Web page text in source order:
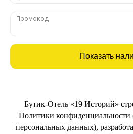
Бутик-Отель «19 Историй»
Политики
персональных данных),